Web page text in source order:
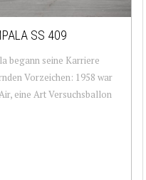
SS 409
begann seine Karriere
Vorzeichen: 1958 war
eine Art Versuchsballon